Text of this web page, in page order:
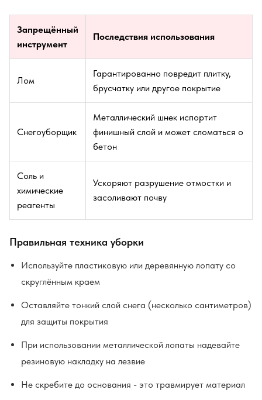
Запрещённый
инструмент
Последствия использования
Лом
Гарантированно повредит плитку,
брусчатку или другое покрытие
Снегоуборщик
Металлический шнек испортит
финишный слой и может сломаться о
бетон
Соль и
химические
реагенты
Ускоряют разрушение отмостки и
засоливают почву
Правильная техника уборки
Используйте пластиковую или деревянную лопату со
скруглённым краем
Оставляйте тонкий слой снега (несколько сантиметров)
для защиты покрытия
При использовании металлической лопаты надевайте
резиновую накладку на лезвие
Не скребите до основания - это травмирует материал